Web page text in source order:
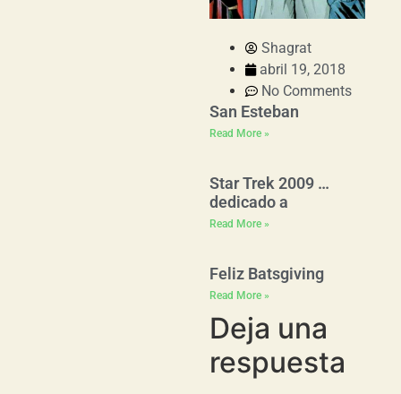
Shagrat
abril 19, 2018
No Comments
San Esteban
Read More »
Star Trek 2009 …
dedicado a
Read More »
Feliz Batsgiving
Read More »
Deja una
respuesta